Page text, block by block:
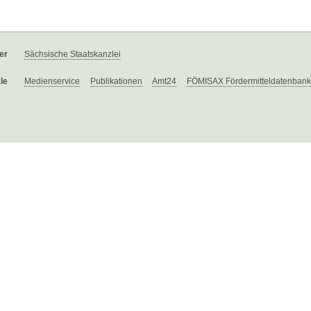
Sächsische Staatskanzlei
Medienservice Publikationen Amt24 FÖMISAX Fördermitteldatenbank